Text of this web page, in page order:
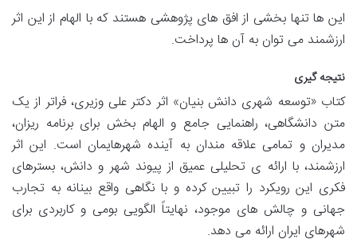
این ها تنها بخشی از افق های پژوهشی هستند که با الهام از این اثر
ارزشمند می توان به آن ها پرداخت.
نتیجه گیری
کتاب «توسعه شهری دانش بنیان» اثر دکتر علی وزیری، فراتر از یک
متن دانشگاهی، راهنمایی جامع و الهام بخش برای برنامه ریزان،
مدیران و تمامی علاقه مندان به آینده شهرهایمان است. این اثر
ارزشمند، با ارائه ی تحلیلی عمیق از پیوند شهر و دانش، بسترهای
فکری این رویکرد را تبیین کرده و با نگاهی واقع بینانه به تجارب
جهانی و چالش های موجود، نهایتاً الگویی بومی و کاربردی برای
شهرهای ایران ارائه می دهد.